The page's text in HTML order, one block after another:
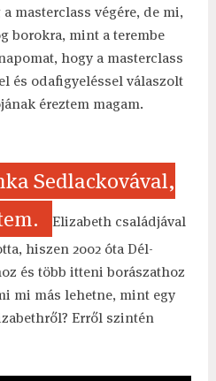
masterclass végére, de mi,
borokra, mint a terembe
hogy a masterclass
és odafigyeléssel válaszolt
éreztem magam.
Sedlackovával,
Elizabeth családjával
hiszen 2002 óta Dél-
és több itteni borászathoz
mi más lehetne, mint egy
Erről szintén